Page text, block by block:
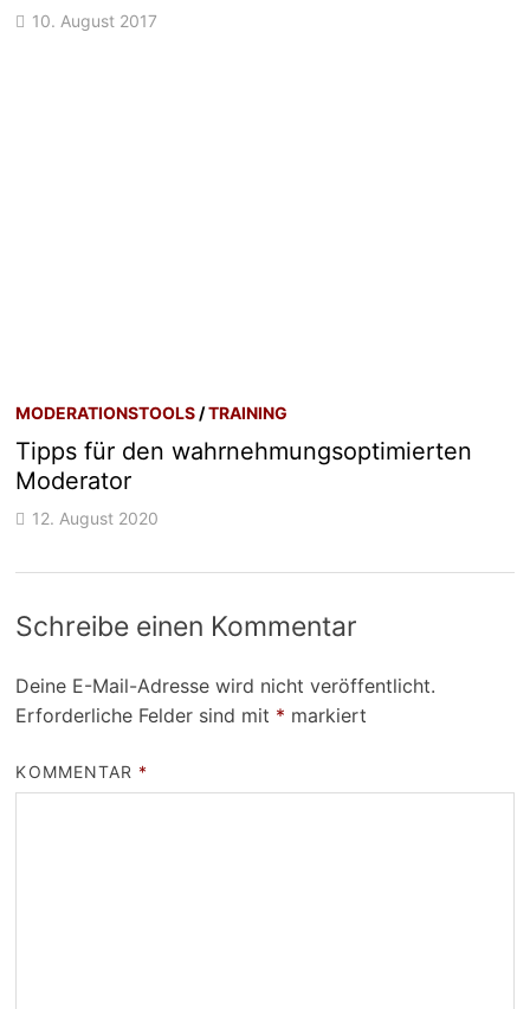
10. August 2017
MODERATIONSTOOLS /TRAINING
Tipps für den wahrnehmungsoptimierten
Moderator
12. August 2020
Schreibe einen Kommentar
Deine E-Mail-Adresse wird nicht veröffentlicht.
Erforderliche Felder sind mit * markiert
KOMMENTAR *